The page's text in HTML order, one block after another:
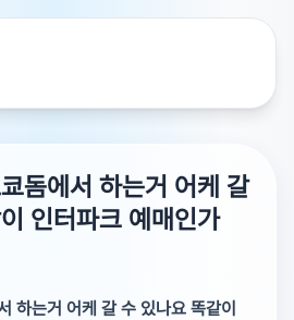
돔에서 하는거 어케 갈
인터파크 예매인가
하는거 어케 갈 수 있나요 똑같이